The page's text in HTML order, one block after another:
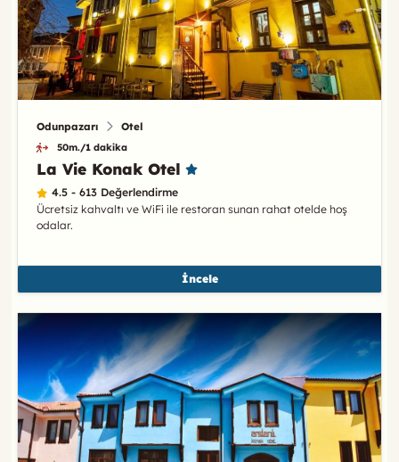
Odunpazarı Otel
50m./1 dakika
La Vie Konak Otel
4.5 - 613 Değerlendirme
Ücretsiz kahvaltı ve WiFi ile restoran sunan rahat otelde hoş
odalar.
İncele